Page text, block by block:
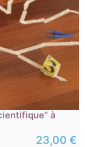
à
23,00 €